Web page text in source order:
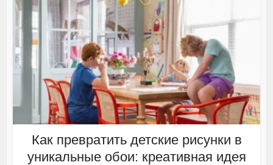
Как превратить детские рисунки в
уникальные обои: креативная идея